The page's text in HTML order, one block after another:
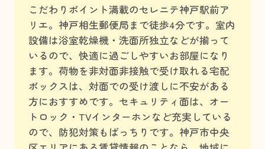
こだわりポイント満載のセレニテ神戸駅前ア
リエ。神戸相生郵便局まで徒歩4分です。室内
設備は浴室乾燥機・洗面所独立などが揃って
いるので、快適に過ごしやすいお部屋になり
ます。荷物を非対面非接触で受け取れる宅配
ボックスは、対面での受け渡しに不安がある
方におすすめです。セキュリティ面は、オー
トロック・TVインターホンなど充実している
ので、防犯対策もばっちりです。神戸市中央